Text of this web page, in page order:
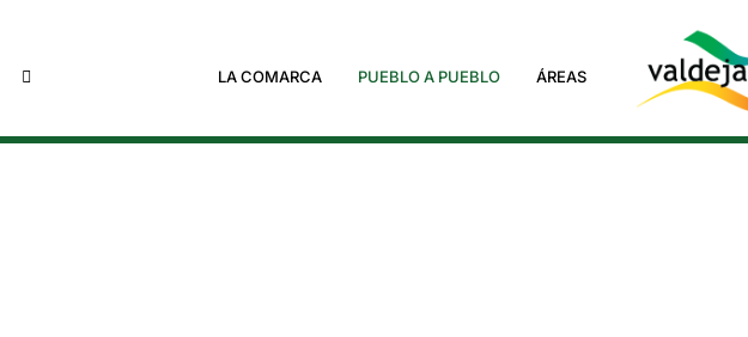
LA COMARCA PUEBLO A PUEBLO ÁREAS